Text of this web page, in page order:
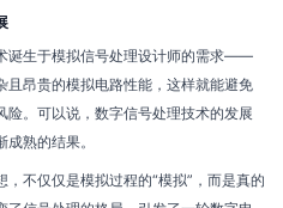
诞生于模拟信号处理设计师的需求——
昂贵的模拟电路性能，这样就能避免
。可以说，数字信号处理技术的发展
熟的结果。
不仅仅是模拟过程的“模拟”，而是真的